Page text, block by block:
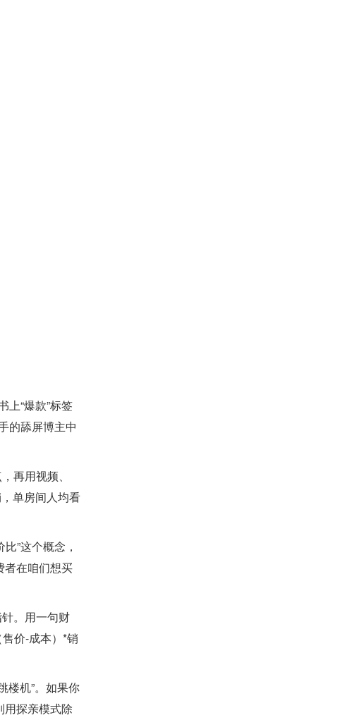
上“爆款”标签
的舔屏博主中
再用视频、
单房间人均看
”这个概念，
者在咱们想买
。用一句财
价-成本）*销
楼机”。如果你
用探亲模式除